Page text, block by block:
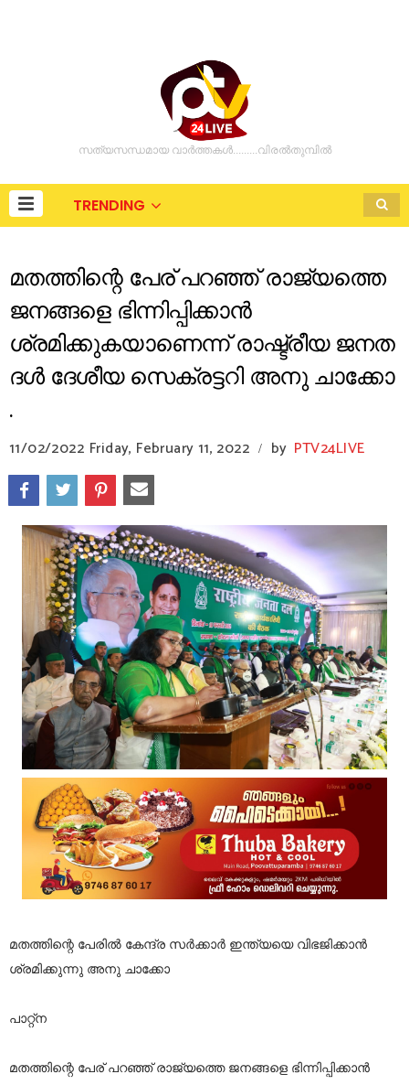
സത്യസന്ധമായ വാർത്തകൾ.........വിരൽതുമ്പിൽ
TRENDING
മതത്തിന്റെ പേര് പറഞ്ഞ് രാജ്യത്തെ
ജനങ്ങളെ ഭിന്നിപ്പിക്കാൻ
ശ്രമിക്കുകയാണെന്ന് രാഷ്ട്രീയ ജനത
ദൾ ദേശീയ സെക്രട്ടറി അനു ചാക്കോ
.
11/02/2022 Friday, February 11, 2022 / by PTV24LIVE
മതത്തിന്റെ പേരിൽ കേന്ദ്ര സർക്കാർ ഇന്ത്യയെ വിഭജിക്കാൻ
ശ്രമിക്കുന്നു അനു ചാക്കോ
പാറ്റ്ന
മതത്തിന്റെ പേര് പറഞ്ഞ് രാജ്യത്തെ ജനങ്ങളെ ഭിന്നിപ്പിക്കാൻ